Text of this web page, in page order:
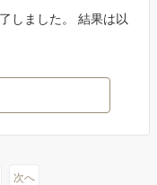
しました。 結果は以
次へ